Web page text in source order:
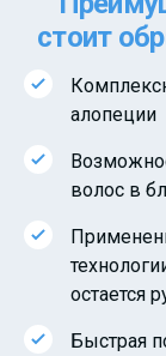
стоит
алопеции
волос в
остается
Быстрая